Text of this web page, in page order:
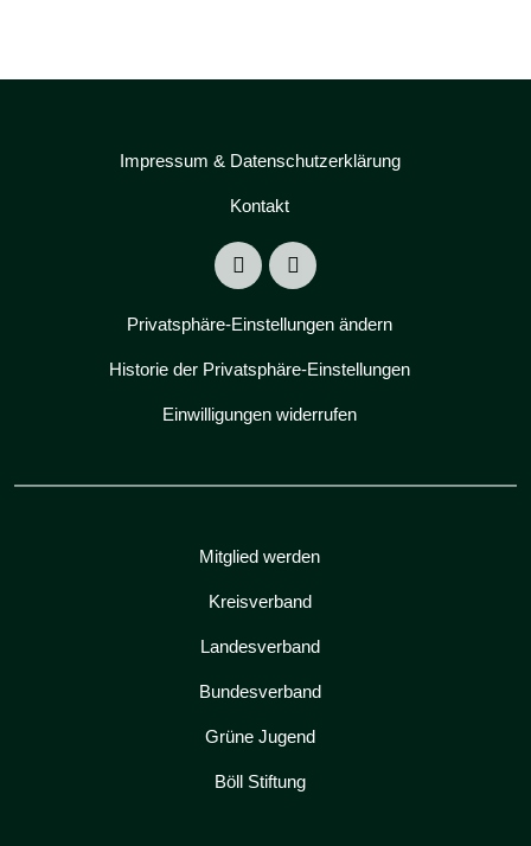
Impressum & Datenschutzerklärung
Kontakt
Privatsphäre-Einstellungen ändern
Historie der Privatsphäre-Einstellungen
Einwilligungen widerrufen
Mitglied werden
Kreisverband
Landesverband
Bundesverband
Grüne Jugend
Böll Stiftung